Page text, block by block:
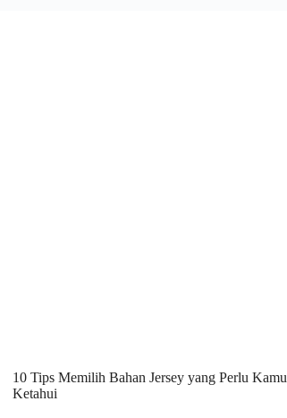
10 Tips Memilih Bahan Jersey yang Perlu Kamu
Ketahui